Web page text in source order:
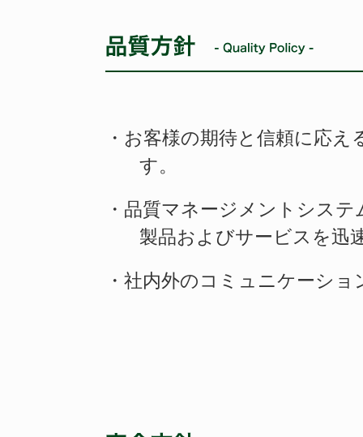
・お客様の期待と信頼に応
す。
・品質マネージメントシス
製品およびサービスを迅
・社内外のコミュニケーシ